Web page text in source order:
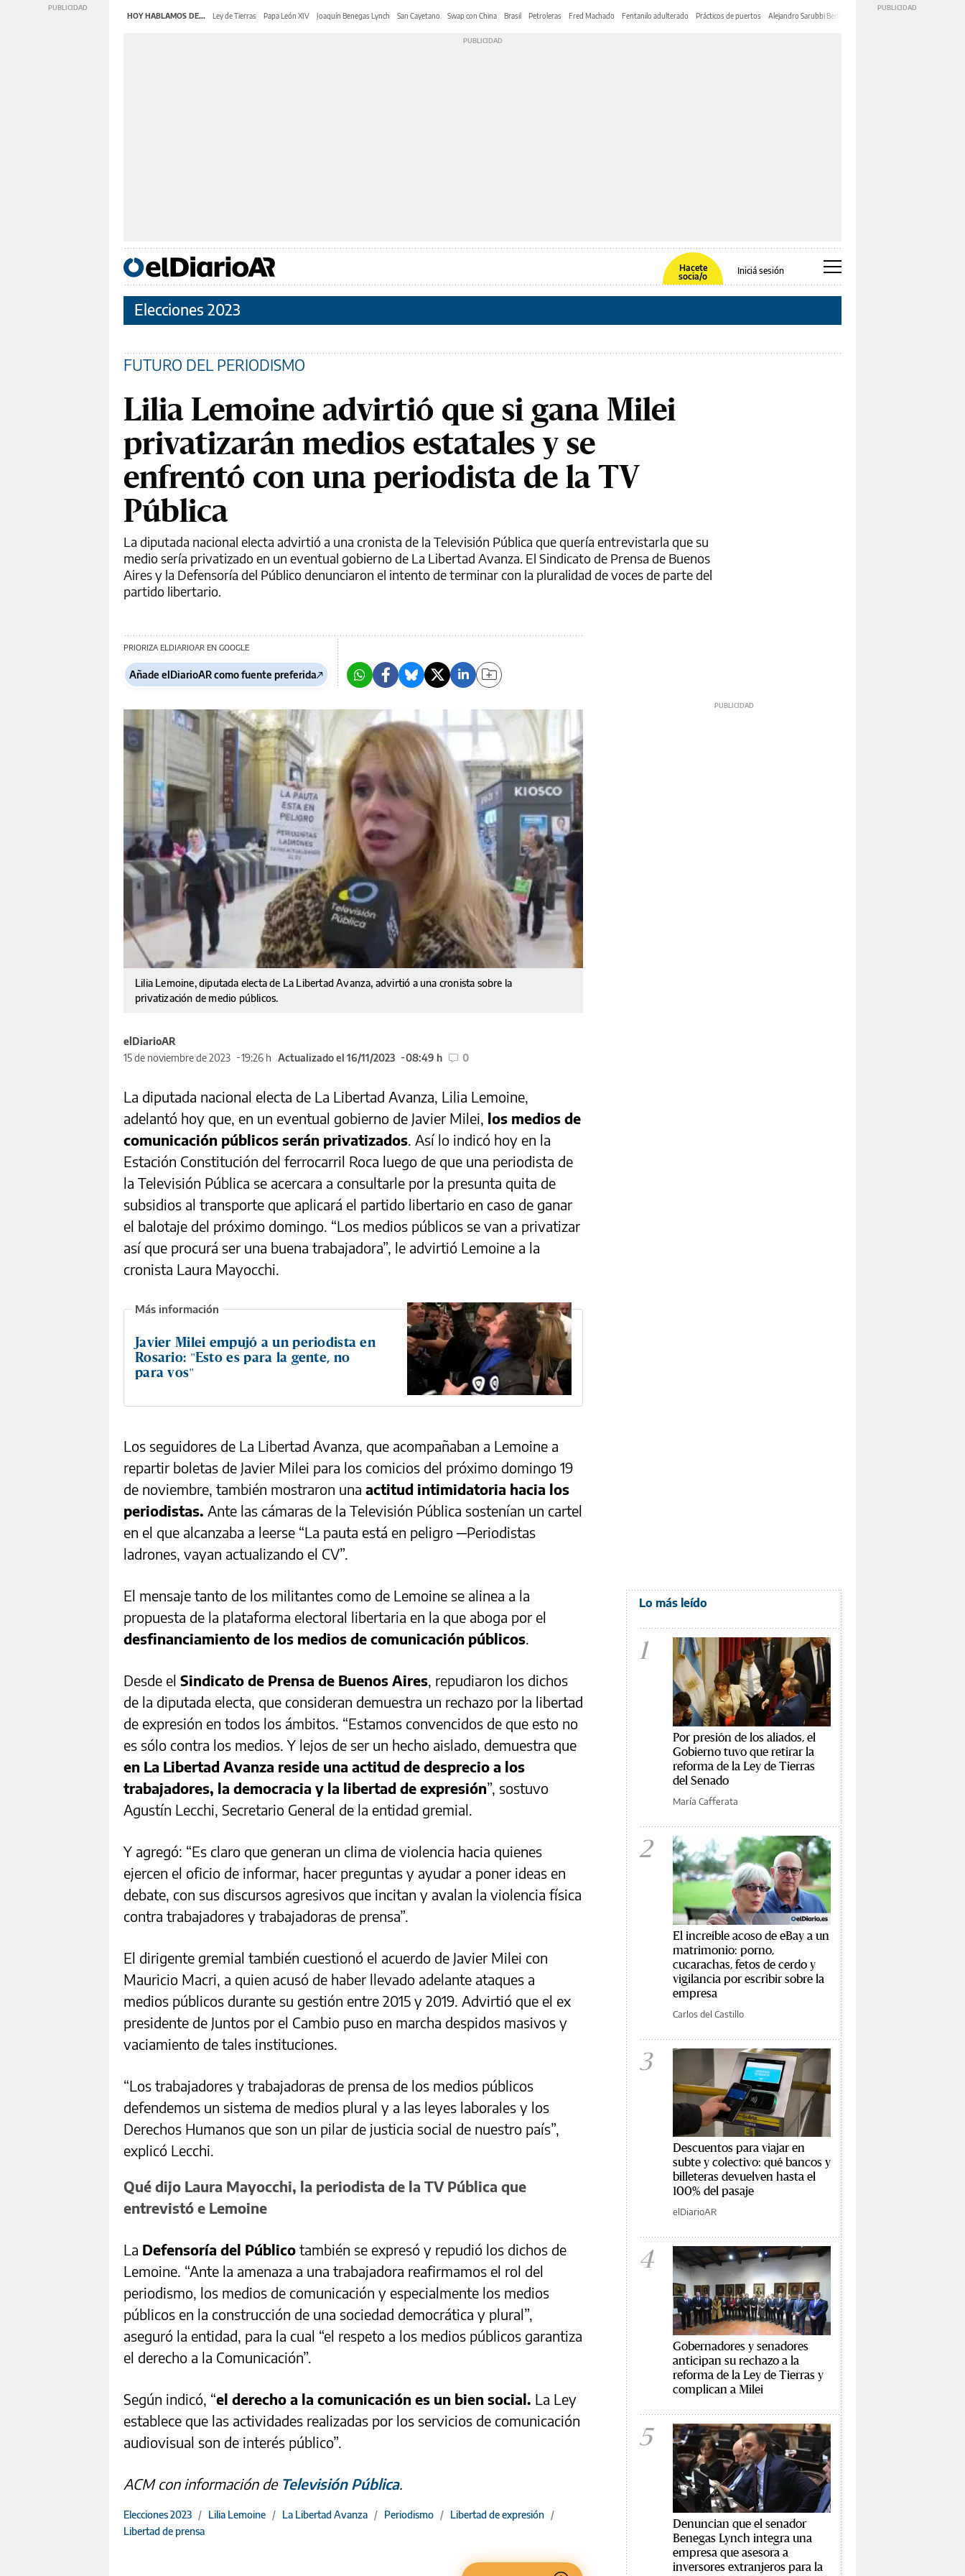
HOY HABLAMOS DE... Ley de Tierras Papa León XIV Joaquín Benegas Lynch San Cayetano Swap con China Brasil Petroleras Fred Machado Fentanilo adulterado Prácticos de puertos Alejandro Sarubbi Benítez
Hacete
socia/o
Iniciá sesión
Elecciones 2023
FUTURO DEL PERIODISMO
Lilia Lemoine advirtió que si gana Milei
privatizarán medios estatales y se
enfrentó con una periodista de la TV
Pública
La diputada nacional electa advirtió a una cronista de la Televisión Pública que quería entrevistarla que su
medio sería privatizado en un eventual gobierno de La Libertad Avanza. El Sindicato de Prensa de Buenos
Aires y la Defensoría del Público denunciaron el intento de terminar con la pluralidad de voces de parte del
partido libertario.
PRIORIZA ELDIARIOAR EN GOOGLE
Añade elDiarioAR como fuente preferida
Lilia Lemoine, diputada electa de La Libertad Avanza, advirtió a una cronista sobre la
privatización de medio públicos.
elDiarioAR
15 de noviembre de 2023
19:26 h Actualizado el 16/11/2023 08:49 h 0
La diputada nacional electa de La Libertad Avanza, Lilia Lemoine,
adelantó hoy que, en un eventual gobierno de Javier Milei, los medios de
comunicación públicos serán privatizados. Así lo indicó hoy en la
Estación Constitución del ferrocarril Roca luego de que una periodista de
la Televisión Pública se acercara a consultarle por la presunta quita de
subsidios al transporte que aplicará el partido libertario en caso de ganar
el balotaje del próximo domingo. “Los medios públicos se van a privatizar
así que procurá ser una buena trabajadora”, le advirtió Lemoine a la
cronista Laura Mayocchi.
Javier Milei empujó a un periodista en
Rosario: "Esto es para la gente, no
para vos"
Los seguidores de La Libertad Avanza, que acompañaban a Lemoine a
repartir boletas de Javier Milei para los comicios del próximo domingo 19
de noviembre, también mostraron una actitud intimidatoria hacia los
periodistas. Ante las cámaras de la Televisión Pública sostenían un cartel
en el que alcanzaba a leerse “La pauta está en peligro ─Periodistas
ladrones, vayan actualizando el CV”.
El mensaje tanto de los militantes como de Lemoine se alinea a la
propuesta de la plataforma electoral libertaria en la que aboga por el
desfinanciamiento de los medios de comunicación públicos.
Desde el Sindicato de Prensa de Buenos Aires, repudiaron los dichos
de la diputada electa, que consideran demuestra un rechazo por la libertad
de expresión en todos los ámbitos. “Estamos convencidos de que esto no
es sólo contra los medios. Y lejos de ser un hecho aislado, demuestra que
en La Libertad Avanza reside una actitud de desprecio a los
trabajadores, la democracia y la libertad de expresión”, sostuvo
Agustín Lecchi, Secretario General de la entidad gremial.
Y agregó: “Es claro que generan un clima de violencia hacia quienes
ejercen el oficio de informar, hacer preguntas y ayudar a poner ideas en
debate, con sus discursos agresivos que incitan y avalan la violencia física
contra trabajadores y trabajadoras de prensa”.
El dirigente gremial también cuestionó el acuerdo de Javier Milei con
Mauricio Macri, a quien acusó de haber llevado adelante ataques a
medios públicos durante su gestión entre 2015 y 2019. Advirtió que el ex
presidente de Juntos por el Cambio puso en marcha despidos masivos y
vaciamiento de tales instituciones.
“Los trabajadores y trabajadoras de prensa de los medios públicos
defendemos un sistema de medios plural y a las leyes laborales y los
Derechos Humanos que son un pilar de justicia social de nuestro país”,
explicó Lecchi.
Qué dijo Laura Mayocchi, la periodista de la TV Pública que
entrevistó e Lemoine
La Defensoría del Público también se expresó y repudió los dichos de
Lemoine. “Ante la amenaza a una trabajadora reafirmamos el rol del
periodismo, los medios de comunicación y especialmente los medios
públicos en la construcción de una sociedad democrática y plural”,
aseguró la entidad, para la cual “el respeto a los medios públicos garantiza
el derecho a la Comunicación”.
Según indicó, “el derecho a la comunicación es un bien social. La Ley
establece que las actividades realizadas por los servicios de comunicación
audiovisual son de interés público”.
ACM con información deTelevisión Pública.
Elecciones 2023 / Lilia Lemoine / La Libertad Avanza / Periodismo / Libertad de expresión /
Libertad de prensa
Lo más leído
1
Por presión de los aliados, el
Gobierno tuvo que retirar la
reforma de la Ley de Tierras
del Senado
María Cafferata
2
El increíble acoso de eBay a un
matrimonio: porno,
cucarachas, fetos de cerdo y
vigilancia por escribir sobre la
empresa
Carlos del Castillo
3
Descuentos para viajar en
subte y colectivo: qué bancos y
billeteras devuelven hasta el
100% del pasaje
elDiarioAR
4
Gobernadores y senadores
anticipan su rechazo a la
reforma de la Ley de Tierras y
complican a Milei
5
Denuncian que el senador
Benegas Lynch integra una
empresa que asesora a
inversores extranjeros para la